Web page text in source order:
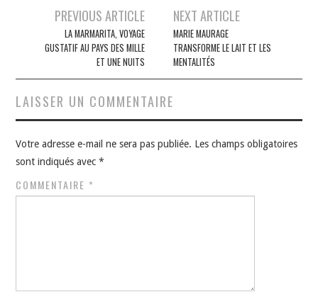
Navigation
articles
PREVIOUS ARTICLE
LA MARMARITA, VOYAGE
GUSTATIF AU PAYS DES MILLE
ET UNE NUITS
NEXT ARTICLE
MARIE MAURAGE
TRANSFORME LE LAIT ET LES
MENTALITÉS
LAISSER UN COMMENTAIRE
Votre adresse e-mail ne sera pas publiée. Les champs obligatoires
sont indiqués avec*
COMMENTAIRE *